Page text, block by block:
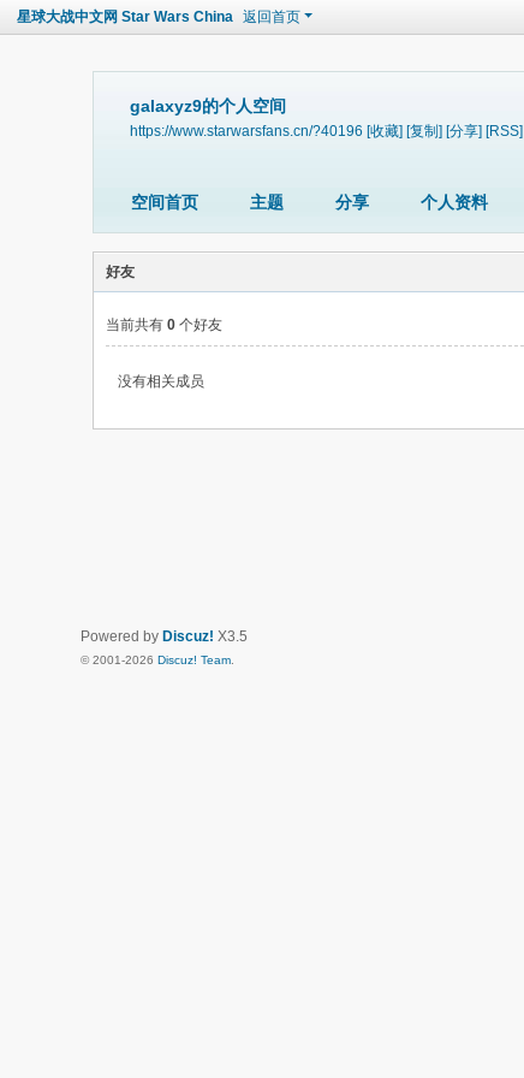
星球大战中文网 Star Wars China 返回首页
galaxyz9的个人空间
https://www.starwarsfans.cn/?40196 [收藏] [复制] [分享] [RSS]
空间首页 主题 分享 个人资料
好友
当前共有 0 个好友
没有相关成员
Powered by Discuz! X3.5
© 2001-2026 Discuz! Team